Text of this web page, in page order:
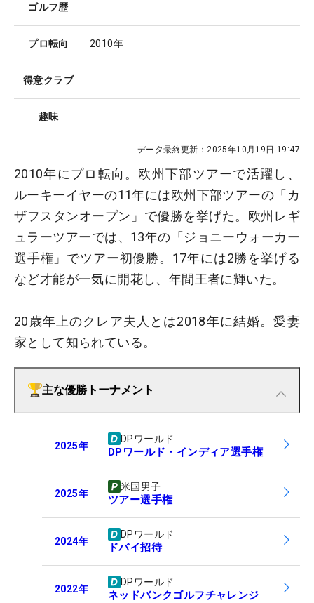
ゴルフ歴
プロ転向 2010年
得意クラブ
趣味
データ最終更新：2025年10月19日 19:47
2010年にプロ転向。欧州下部ツアーで活躍し、
ルーキーイヤーの11年には欧州下部ツアーの「カ
ザフスタンオープン」で優勝を挙げた。欧州レギ
ュラーツアーでは、13年の「ジョニーウォーカー
選手権」でツアー初優勝。17年には2勝を挙げる
など才能が一気に開花し、年間王者に輝いた。
20歳年上のクレア夫人とは2018年に結婚。愛妻
家として知られている。
主な優勝トーナメント
2025年
DPワールド
DPワールド・インディア選手権
2025年
米国男子
ツアー選手権
2024年
DPワールド
ドバイ招待
2022年
DPワールド
ネッドバンクゴルフチャレンジ